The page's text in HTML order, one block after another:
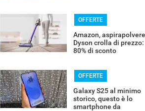
OFFERTE
Amazon, aspirapolvere
Dyson crolla di prezzo:
80% di sconto
OFFERTE
Galaxy S25 al minimo
storico, questo è lo
smartphone da